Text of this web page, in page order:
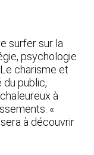
surfer sur la
psychologie
charisme et
du public,
à
«
à découvrir